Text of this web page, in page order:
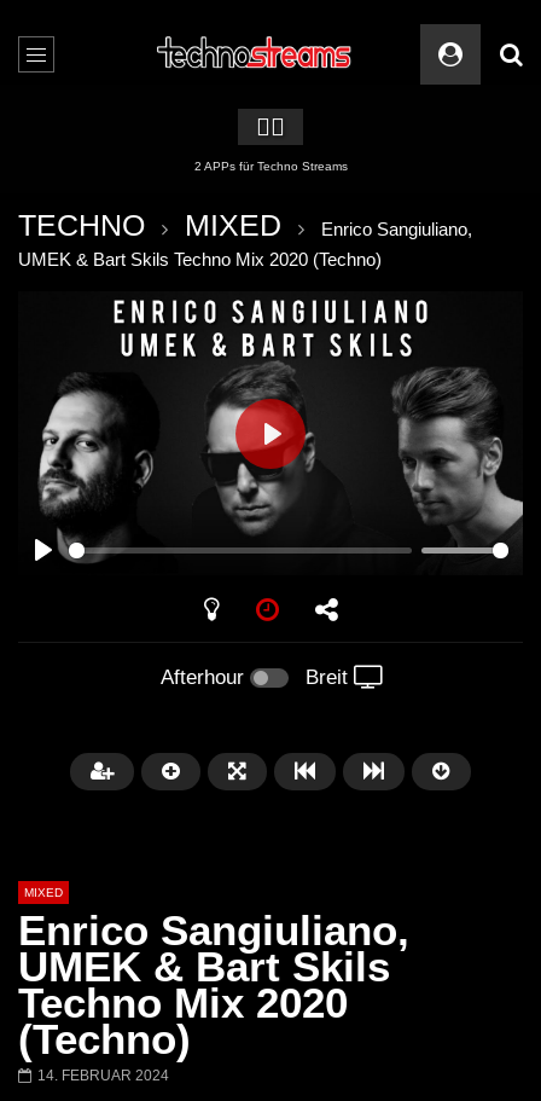
🏳️‍🌈
2 APPs für Techno Streams
TECHNO MIXED
Enrico Sangiuliano,
UMEK & Bart Skils Techno Mix 2020 (Techno)
PLAY
Afterhour Breit
Später
Barbara Lago @ Kappa
FuturFestival 2024
MIXED
Enrico Sangiuliano,
UMEK & Bart Skils
Techno Mix 2020
(Techno)
14. FEBRUAR 2024